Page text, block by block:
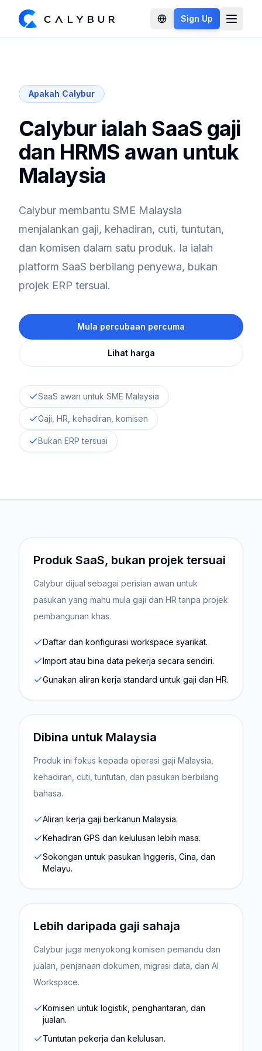
Sign Up Open
Apakah Calybur
Calybur ialah SaaS gaji
dan HRMS awan untuk
Malaysia
Calybur membantu SME Malaysia
menjalankan gaji, kehadiran, cuti, tuntutan,
dan komisen dalam satu produk. Ia ialah
platform SaaS berbilang penyewa, bukan
projek ERP tersuai.
Mula percubaan percuma
Lihat harga
SaaS awan untuk SME Malaysia
Gaji, HR, kehadiran, komisen
Bukan ERP tersuai
Produk SaaS, bukan projek tersuai
Calybur dijual sebagai perisian awan untuk
pasukan yang mahu mula gaji dan HR tanpa projek
pembangunan khas.
Daftar dan konfigurasi workspace syarikat.
Import atau bina data pekerja secara sendiri.
Gunakan aliran kerja standard untuk gaji dan HR.
Dibina untuk Malaysia
Produk ini fokus kepada operasi gaji Malaysia,
kehadiran, cuti, tuntutan, dan pasukan berbilang
bahasa.
Aliran kerja gaji berkanun Malaysia.
Kehadiran GPS dan kelulusan lebih masa.
Sokongan untuk pasukan Inggeris, Cina, dan
Melayu.
Lebih daripada gaji sahaja
Calybur juga menyokong komisen pemandu dan
jualan, penjanaan dokumen, migrasi data, dan AI
Workspace.
Komisen untuk logistik, penghantaran, dan
jualan.
Tuntutan pekerja dan kelulusan.